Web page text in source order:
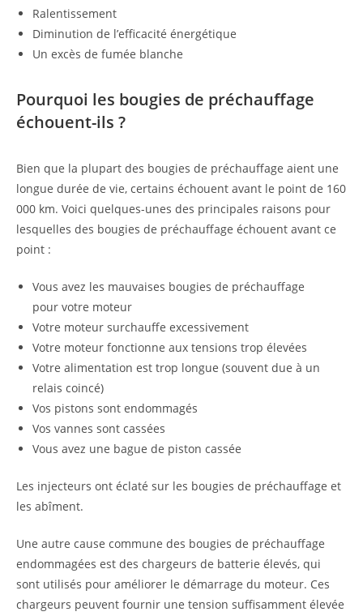
Ralentissement
Diminution de l’efficacité énergétique
Un excès de fumée blanche
Pourquoi les bougies de préchauffage
échouent-ils ?
Bien que la plupart des bougies de préchauffage aient une
longue durée de vie, certains échouent avant le point de 160
000 km. Voici quelques-unes des principales raisons pour
lesquelles des bougies de préchauffage échouent avant ce
point :
Vous avez les mauvaises bougies de préchauffage
pour votre moteur
Votre moteur surchauffe excessivement
Votre moteur fonctionne aux tensions trop élevées
Votre alimentation est trop longue (souvent due à un
relais coincé)
Vos pistons sont endommagés
Vos vannes sont cassées
Vous avez une bague de piston cassée
Les injecteurs ont éclaté sur les bougies de préchauffage et
les abîment.
Une autre cause commune des bougies de préchauffage
endommagées est des chargeurs de batterie élevés, qui
sont utilisés pour améliorer le démarrage du moteur. Ces
chargeurs peuvent fournir une tension suffisamment élevée